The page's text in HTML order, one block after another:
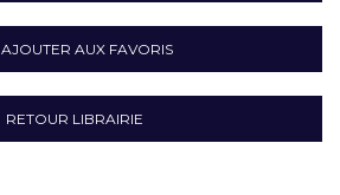
AJOUTER AUX FAVORIS
RETOUR LIBRAIRIE